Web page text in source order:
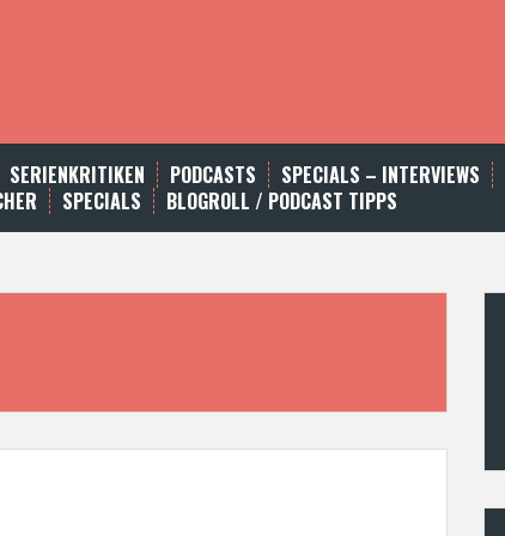
SERIENKRITIKEN PODCASTS SPECIALS – INTERVIEWS
SPECIALS BLOGROLL / PODCAST TIPPS